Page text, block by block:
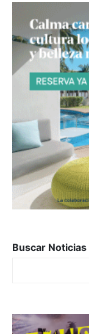
Buscar Noticias